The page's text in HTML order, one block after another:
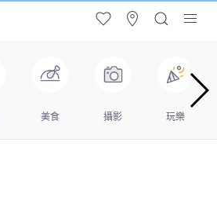
美食 攝影 玩樂